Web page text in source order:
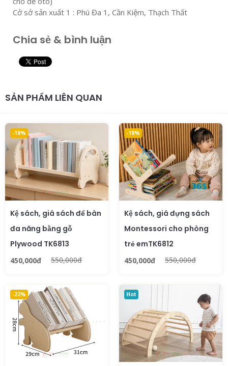
Cở sở sản xuất 1 : Phú Đa 1, Cần Kiệm, Thạch Thất
Chia sẻ & bình luận
SẢN PHẨM LIÊN QUAN
-18%
Kệ sách, giá sách để bàn
đa năng bằng gỗ
Plywood TK6813
450,000đ 550,000đ
-18%
Kệ sách, giá đựng sách
Montessori cho phòng
trẻ emTK6812
450,000đ 550,000đ
-22% Hot